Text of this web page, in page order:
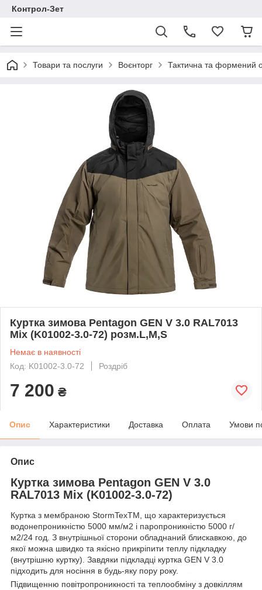
Контрол-Зет
Товари та послуги Воєнторг Тактична та формений
Куртка зимова Pentagon GEN V 3.0 RAL7013
Mix (K01002-3.0-72) розм.L,M,S
Немає в наявності
Код: K01002-3.0-72
Роздріб
7 200 ₴
Опис Характеристики Доставка Оплата Умови
Опис
Куртка зимова Pentagon GEN V 3.0
RAL7013 Mix (K01002-3.0-72)
Куртка з мембраною StormTexTM, що характеризується
водонепроникністю 5000 мм/м2 і паропроникністю 5000 г/
м2/24 год. З внутрішньої сторони обладнаний блискавкою, до
якої можна швидко та якісно прикріпити теплу підкладку
(внутрішню куртку). Завдяки підкладці куртка GEN V 3.0
підходить для носіння в будь-яку пору року.
Підвищенню повітропроникності та теплообміну з довкіллям